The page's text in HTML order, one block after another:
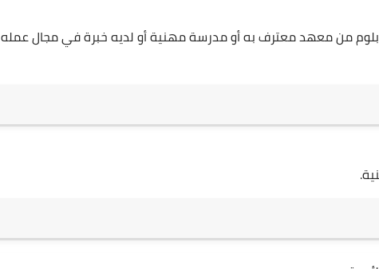
من معهد معترف به أو مدرسة مهنية أو لديه خبرة في مجال عمله